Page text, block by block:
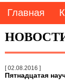
Главная
[ 02.08.2016 ]
Пятнадцатая